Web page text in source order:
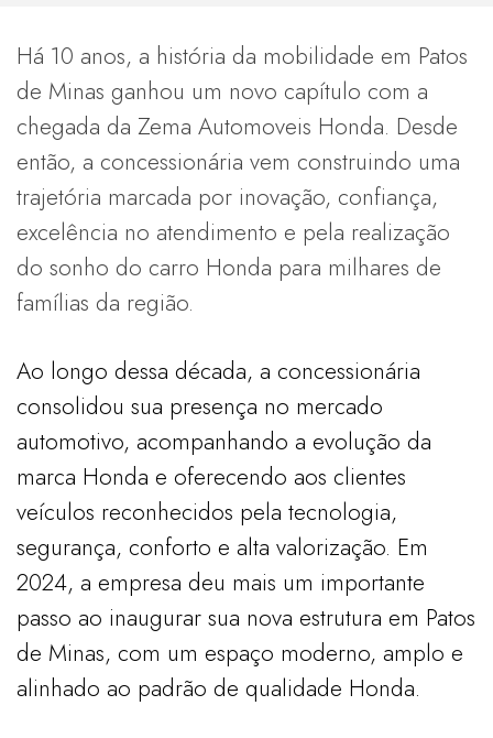
Há 10 anos, a história da mobilidade em Patos
de Minas ganhou um novo capítulo com a
chegada da Zema Automoveis Honda. Desde
então, a concessionária vem construindo uma
trajetória marcada por inovação, confiança,
excelência no atendimento e pela realização
do sonho do carro Honda para milhares de
famílias da região.
Ao longo dessa década, a concessionária
consolidou sua presença no mercado
automotivo, acompanhando a evolução da
marca Honda e oferecendo aos clientes
veículos reconhecidos pela tecnologia,
segurança, conforto e alta valorização. Em
2024, a empresa deu mais um importante
passo ao inaugurar sua nova estrutura em Patos
de Minas, com um espaço moderno, amplo e
alinhado ao padrão de qualidade Honda.